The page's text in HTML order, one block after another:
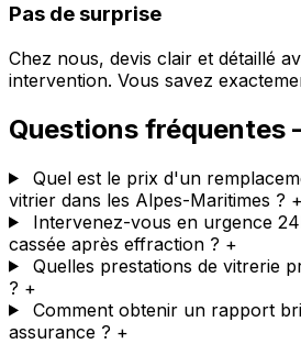
Pas de surprise
Chez nous, devis clair et détaillé
intervention. Vous savez
Questions
Quel est le prix d'un
vitrier dans les Alpes-Maritimes ? +
Intervenez-vous en urgence
cassée après effraction ? +
Quelles prestations de vitrerie
? +
Comment obtenir un rapport
assurance ? +